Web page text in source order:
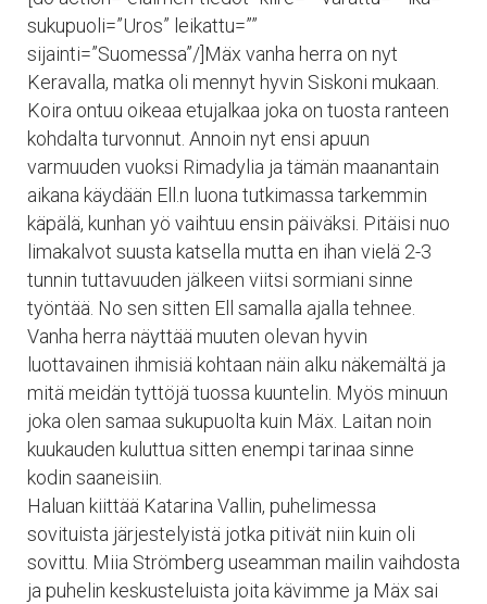
sukupuoli=”Uros” leikattu=””
sijainti=”Suomessa”/]Mäx vanha herra on nyt
Keravalla, matka oli mennyt hyvin Siskoni mukaan.
Koira ontuu oikeaa etujalkaa joka on tuosta ranteen
kohdalta turvonnut. Annoin nyt ensi apuun
varmuuden vuoksi Rimadylia ja tämän maanantain
aikana käydään Ell.n luona tutkimassa tarkemmin
käpälä, kunhan yö vaihtuu ensin päiväksi. Pitäisi nuo
limakalvot suusta katsella mutta en ihan vielä 2-3
tunnin tuttavuuden jälkeen viitsi sormiani sinne
työntää. No sen sitten Ell samalla ajalla tehnee.
Vanha herra näyttää muuten olevan hyvin
luottavainen ihmisiä kohtaan näin alku näkemältä ja
mitä meidän tyttöjä tuossa kuuntelin. Myös minuun
joka olen samaa sukupuolta kuin Mäx. Laitan noin
kuukauden kuluttua sitten enempi tarinaa sinne
kodin saaneisiin.
Haluan kiittää Katarina Vallin, puhelimessa
sovituista järjestelyistä jotka pitivät niin kuin oli
sovittu. Miia Strömberg useamman mailin vaihdosta
ja puhelin keskusteluista joita kävimme ja Mäx sai